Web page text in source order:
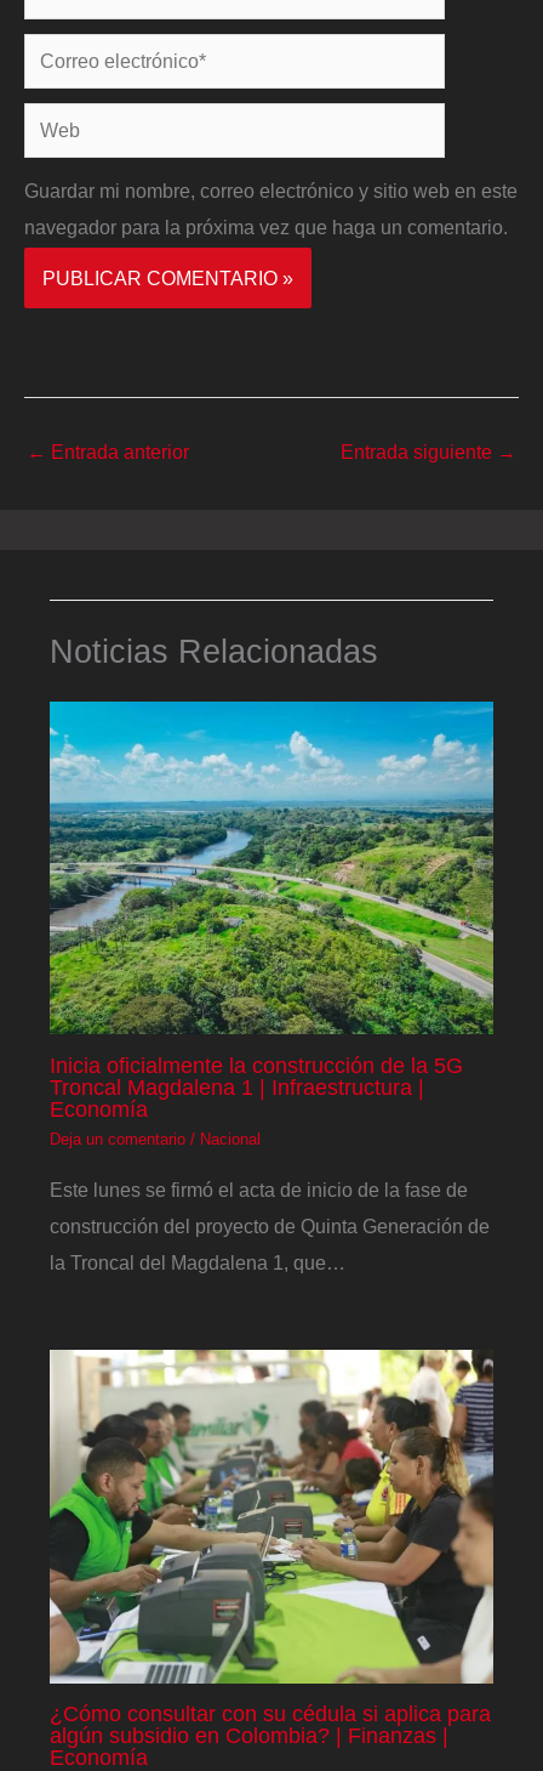
Correo
electrónico*
Web
Guardar mi nombre, correo electrónico y sitio web en este
navegador para la próxima vez que haga un comentario.
← Entrada anterior Entrada siguiente →
Noticias Relacionadas
Inicia oficialmente la construcción de la 5G
Troncal Magdalena 1 | Infraestructura |
Economía
Deja un comentario / Nacional
Este lunes se firmó el acta de inicio de la fase de
construcción del proyecto de Quinta Generación de
la Troncal del Magdalena 1, que…
¿Cómo consultar con su cédula si aplica para
algún subsidio en Colombia? | Finanzas |
Economía